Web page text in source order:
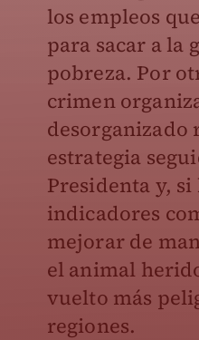
los empleos
para sacar a la
pobreza. Por
crimen
desorganizado
estrategia
Presidenta y,
indicadores
mejorar de
el animal
vuelto más
regiones.